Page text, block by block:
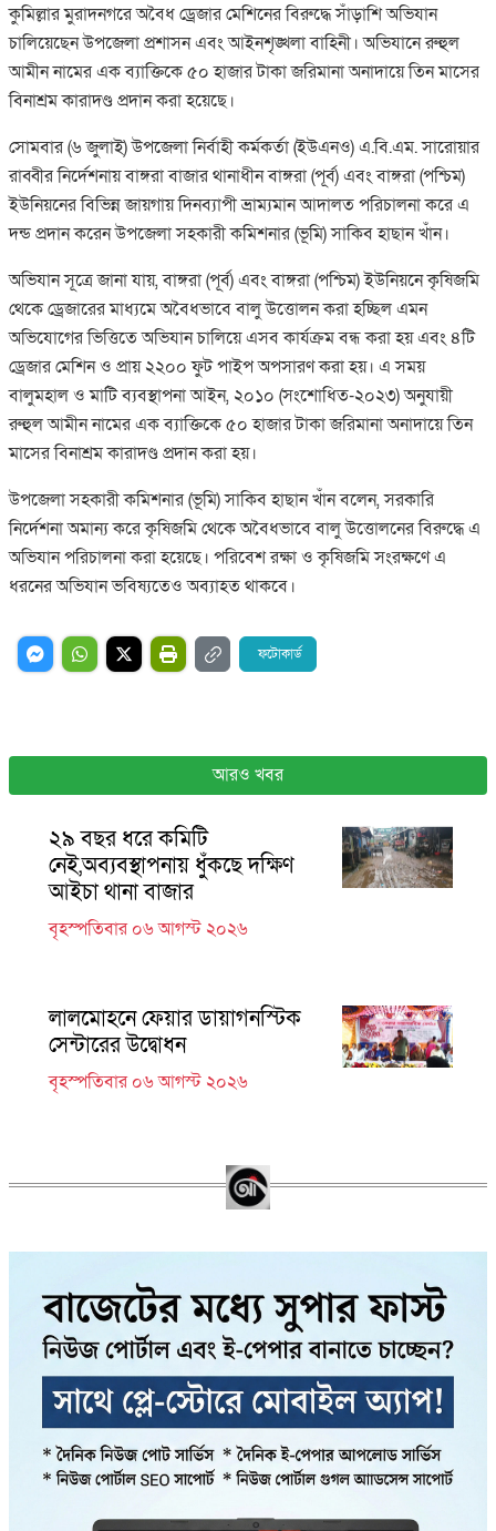
কুমিল্লার মুরাদনগরে অবৈধ ড্রেজার মেশিনের বিরুদ্ধে সাঁড়াশি অভিযান
চালিয়েছেন উপজেলা প্রশাসন এবং আইনশৃঙ্খলা বাহিনী। অভিযানে রুহুল
আমীন নামের এক ব্যাক্তিকে ৫০ হাজার টাকা জরিমানা অনাদায়ে তিন মাসের
বিনাশ্রম কারাদণ্ড প্রদান করা হয়েছে।
সোমবার (৬ জুলাই) উপজেলা নির্বাহী কর্মকর্তা (ইউএনও) এ.বি.এম. সারোয়ার
রাব্বীর নির্দেশনায় বাঙ্গরা বাজার থানাধীন বাঙ্গরা (পূর্ব) এবং বাঙ্গরা (পশ্চিম)
ইউনিয়নের বিভিন্ন জায়গায় দিনব্যাপী ভ্রাম্যমান আদালত পরিচালনা করে এ
দন্ড প্রদান করেন উপজেলা সহকারী কমিশনার (ভূমি) সাকিব হাছান খাঁন।
অভিযান সূত্রে জানা যায়, বাঙ্গরা (পূর্ব) এবং বাঙ্গরা (পশ্চিম) ইউনিয়নে কৃষিজমি
থেকে ড্রেজারের মাধ্যমে অবৈধভাবে বালু উত্তোলন করা হচ্ছিল এমন
অভিযোগের ভিত্তিতে অভিযান চালিয়ে এসব কার্যক্রম বন্ধ করা হয় এবং ৪টি
ড্রেজার মেশিন ও প্রায় ২২০০ ফুট পাইপ অপসারণ করা হয়। এ সময়
বালুমহাল ও মাটি ব্যবস্থাপনা আইন, ২০১০ (সংশোধিত-২০২৩) অনুযায়ী
রুহুল আমীন নামের এক ব্যাক্তিকে ৫০ হাজার টাকা জরিমানা অনাদায়ে তিন
মাসের বিনাশ্রম কারাদণ্ড প্রদান করা হয়।
উপজেলা সহকারী কমিশনার (ভূমি) সাকিব হাছান খাঁন বলেন, সরকারি
নির্দেশনা অমান্য করে কৃষিজমি থেকে অবৈধভাবে বালু উত্তোলনের বিরুদ্ধে এ
অভিযান পরিচালনা করা হয়েছে। পরিবেশ রক্ষা ও কৃষিজমি সংরক্ষণে এ
ধরনের অভিযান ভবিষ্যতেও অব্যাহত থাকবে।
ফটোকার্ড
আরও খবর
২৯ বছর ধরে কমিটি
নেই,অব্যবস্থাপনায় ধুঁকছে দক্ষিণ
আইচা থানা বাজার
বৃহস্পতিবার ০৬ আগস্ট ২০২৬
লালমোহনে ফেয়ার ডায়াগনস্টিক
সেন্টারের উদ্বোধন
বৃহস্পতিবার ০৬ আগস্ট ২০২৬